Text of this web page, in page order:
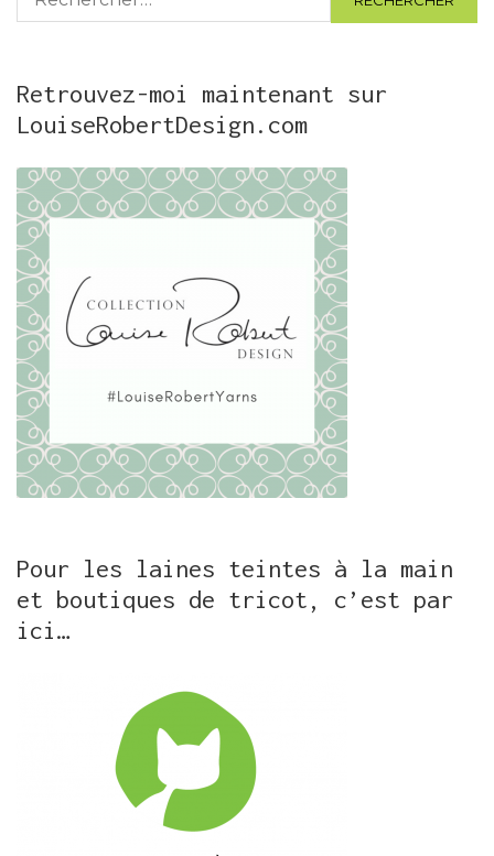
Retrouvez-moi maintenant sur
LouiseRobertDesign.com
Pour les laines teintes à la main
et boutiques de tricot, c’est par
ici…